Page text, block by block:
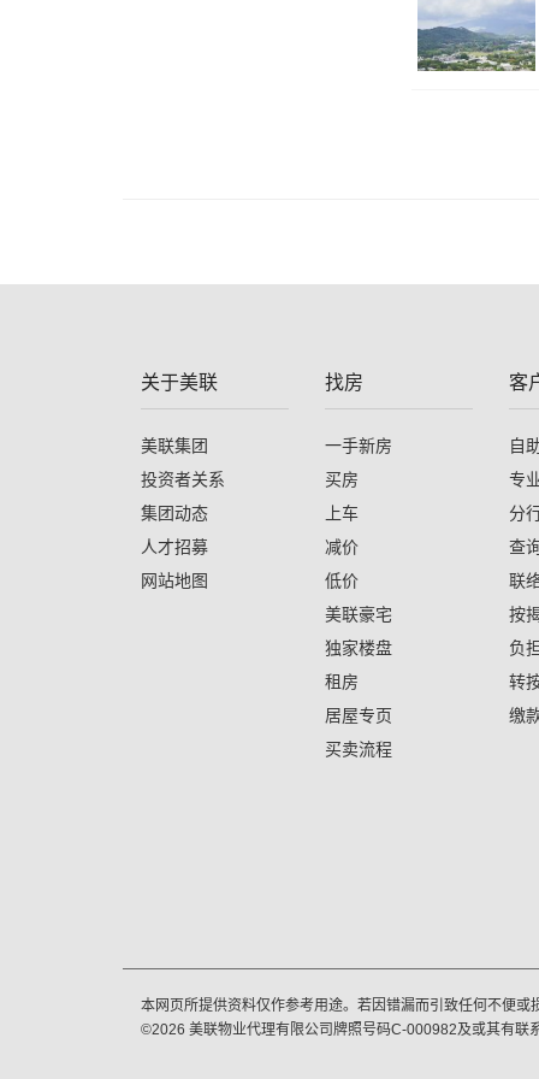
关于美联
美联集团
投资者关系
集团动态
人才招募
网站地图
找房
一手新房
买房
上车
减价
低价
美联豪宅
独家楼盘
租房
居屋专页
买卖流程
客
自
专
分
查
联
按
负
转
缴
本网页所提供资料仅作参考用途。若因错漏而引致任何不便
©2026 美联物业代理有限公司牌照号码C-000982及或其有联